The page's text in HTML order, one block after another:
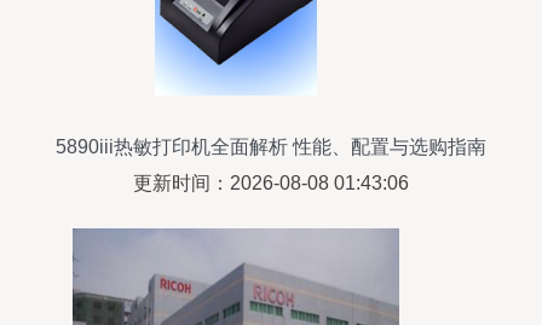
5890iii热敏打印机全面解析 性能、配置与选购指南
更新时间：2026-08-08 01:43:06